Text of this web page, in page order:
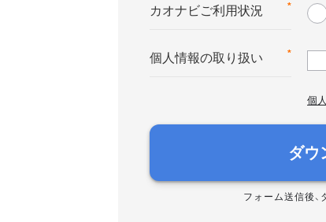
*
カオナビご利用状況
*
個人情報の取り扱い
個
ダウ
フォーム送信後